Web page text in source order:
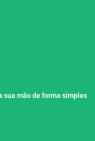
sua mão de forma simples